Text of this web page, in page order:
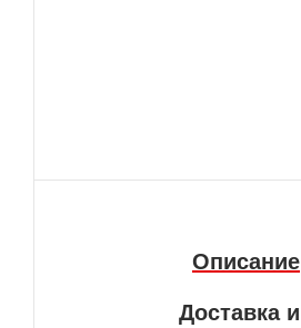
Описание
Доставка и